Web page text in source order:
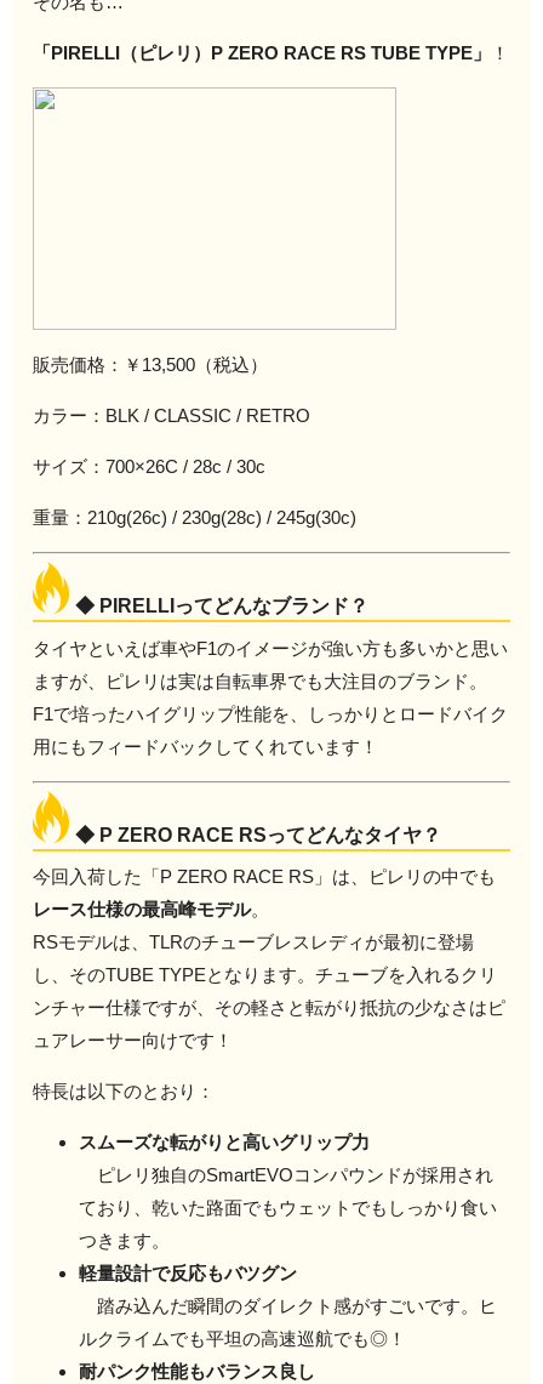
「PIRELLI（ピレリ）P ZERO RACE RS TUBE TYPE」 ！
販売価格：￥13,500（税込）
カラー：BLK / CLASSIC / RETRO
サイズ：700×26C / 28c / 30c
重量：210g(26c) / 230g(28c) / 245g(30c)
◆ PIRELLIってどんなブランド？
タイヤといえば車やF1のイメージが強い方も多いかと思い
ますが、ピレリは実は自転車界でも大注目のブランド。
F1で培ったハイグリップ性能を、しっかりとロードバイク
用にもフィードバックしてくれています！
◆ P ZERO RACE RSってどんなタイヤ？
今回入荷した「P ZERO RACE RS」は、ピレリの中でも
レース仕様の最高峰モデル。
RSモデルは、TLRのチューブレスレディが最初に登場
し、そのTUBE TYPEとなります。チューブを入れるクリ
ンチャー仕様ですが、その軽さと転がり抵抗の少なさはピ
ュアレーサー向けです！
特長は以下のとおり：
スムーズな転がりと高いグリップ力
ピレリ独自のSmartEVOコンパウンドが採用され
ており、乾いた路面でもウェットでもしっかり食い
つきます。
軽量設計で反応もバツグン
踏み込んだ瞬間のダイレクト感がすごいです。ヒ
ルクライムでも平坦の高速巡航でも◎！
耐パンク性能もバランス良し